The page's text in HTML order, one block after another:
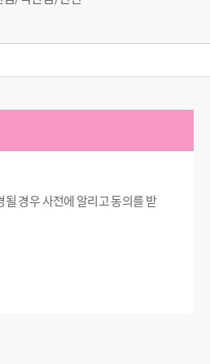
경우 사전에 알리고 동의를 받